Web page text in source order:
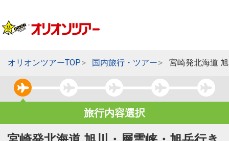
オリオンツアーTOP 国内旅行・ツアー 宮崎発北海道
旅行内容選択